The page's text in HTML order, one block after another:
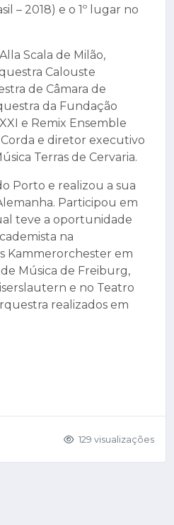
– 2018) e o 1º lugar no
Scala de Milão,
Calouste
de Câmara de
da Fundação
e Remix Ensemble
e diretor executivo
Terras de Cervaria.
Porto e realizou a sua
Participou em
teve a oportunidade
na
Kammerorchester em
Música de Freiburg,
e no Teatro
realizados em
129 visualizações